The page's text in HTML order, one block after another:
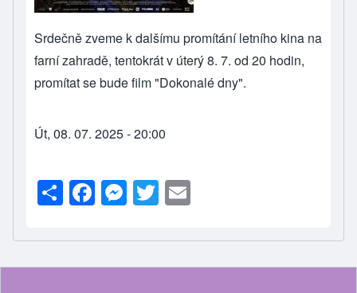
Srdečně zveme k dalšímu promítání letního kina na
farní zahradě, tentokrát v úterý 8. 7. od 20 hodin,
promítat se bude film "Dokonalé dny".
Út, 08. 07. 2025 - 20:00
S
h
ar
e
F
a
c
e
M
e
ss
e
T
wi
tt
er
ail